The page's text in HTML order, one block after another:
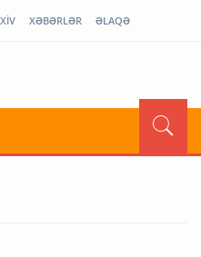
XƏBƏRLƏR ƏLAQƏ